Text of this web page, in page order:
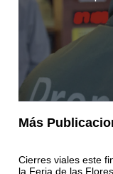
Más
Cierres viales este
la Feria de las Flores